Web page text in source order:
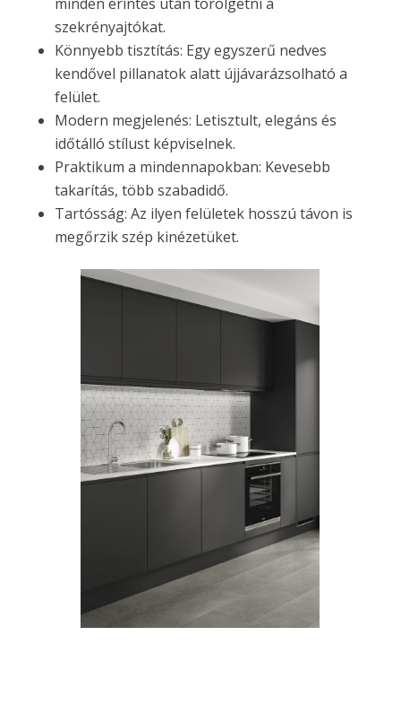
szekrényajtókat.
Könnyebb tisztítás: Egy egyszerű nedves
kendővel pillanatok alatt újjávarázsolható a
felület.
Modern megjelenés: Letisztult, elegáns és
időtálló stílust képviselnek.
Praktikum a mindennapokban: Kevesebb
takarítás, több szabadidő.
Tartósság: Az ilyen felületek hosszú távon is
megőrzik szép kinézetüket.